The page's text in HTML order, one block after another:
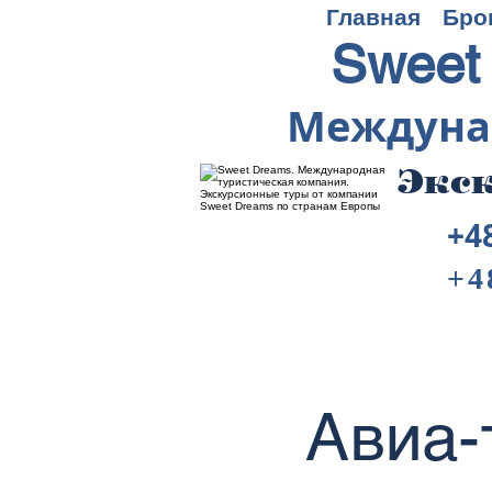
Главная
Авиа-